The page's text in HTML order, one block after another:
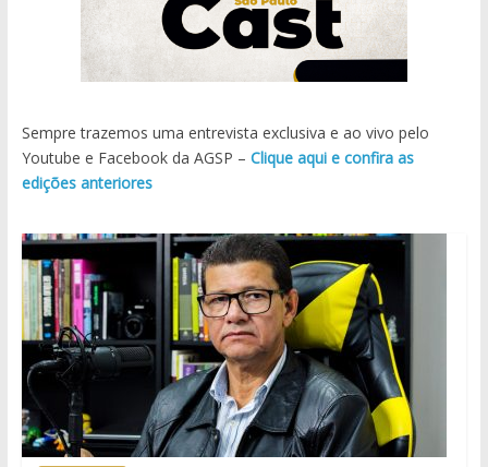
Sempre trazemos uma entrevista exclusiva e ao vivo pelo
Youtube e Facebook da AGSP – Clique aqui e confira as
edições anteriores